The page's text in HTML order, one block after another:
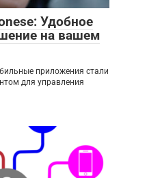
Удобное
на вашем
приложения стали
для управления